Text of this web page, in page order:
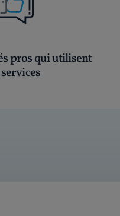
pros qui utilisent